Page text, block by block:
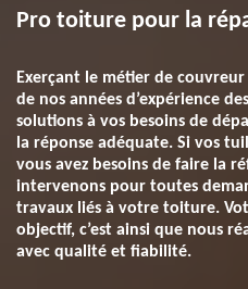
Pro toiture pour la
Exerçant le métier de
de nos années d’expérience
solutions à vos besoins de
la réponse adéquate. Si vos
vous avez besoins de faire la
intervenons pour toutes
travaux liés à votre toiture.
objectif, c’est ainsi que nous
avec qualité et fiabilité.